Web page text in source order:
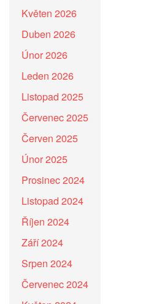
Květen 2026
Duben 2026
Únor 2026
Leden 2026
Listopad 2025
Červenec 2025
Červen 2025
Únor 2025
Prosinec 2024
Listopad 2024
Říjen 2024
Září 2024
Srpen 2024
Červenec 2024